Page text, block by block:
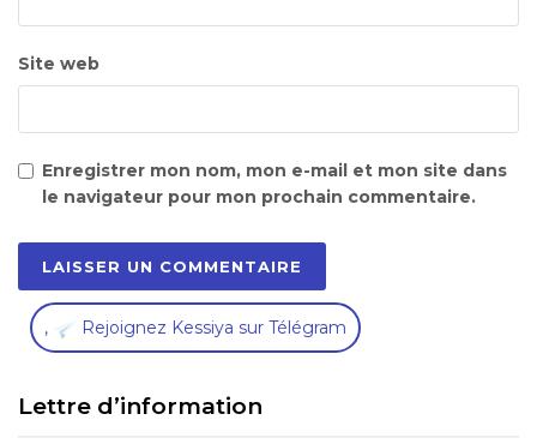
Site web
Enregistrer mon nom, mon e-mail et mon site dans
le navigateur pour mon prochain commentaire.
, Rejoignez Kessiya sur Télégram
Lettre d’information